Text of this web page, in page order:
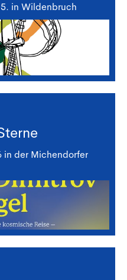
in Wildenbruch
in der Michendorfer